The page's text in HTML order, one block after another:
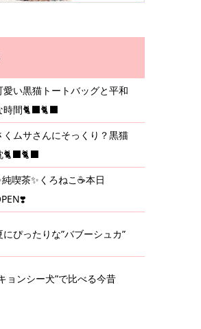
愛い黒猫トートバッグと平和
時間🐈‍⬛🐈‍⬛
くムサさんにそっくり？黒猫
🐈‍⬛🐈‍⬛
純喫茶✨くろねこ☕️本日
にぴったりな”バブーシュカ”
ョンシー犬”で比べる今昔